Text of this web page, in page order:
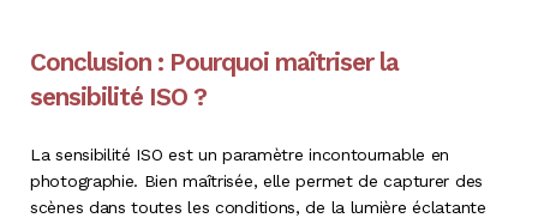
Conclusion : Pourquoi maîtriser la
sensibilité ISO ?
La sensibilité ISO est un paramètre incontournable en
photographie. Bien maîtrisée, elle permet de capturer des
scènes dans toutes les conditions, de la lumière éclatante